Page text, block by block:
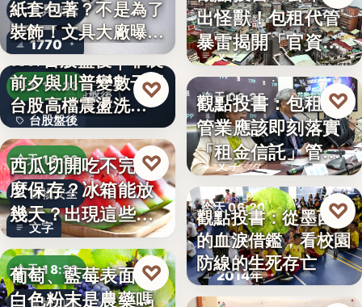
文具知識
1770
紙套包著？不是為了
裝飾！文具大廠曝重
要…
台股盤後
今天 18:33
台股盤後
170.79
0807台股盤後｜非農
前夕與川普變數干擾
台股高檔震盪洗…
♡
今天 18:30
食物安全
文字
西瓜切開吃不完怎
麼保存？冰箱能放
幾天？出現這些狀
況別再吃
♡
今天 18:29
食物知識
葡萄、藍莓表面的
白色粉末是農藥嗎
♡
時事評論
文字
出怪獸！包租代管
暴雷揭開「官資共
生」的制…
今天 06:25
租賃政策
文字
觀點投書：包租代
管業應該即刻落實
「租金信託」管理
制度！才…
♡
今天 06:20
教育社會
2014年
觀點投書：從墨西哥
的血淚借鑑，看校園
防線的生死存亡
♡